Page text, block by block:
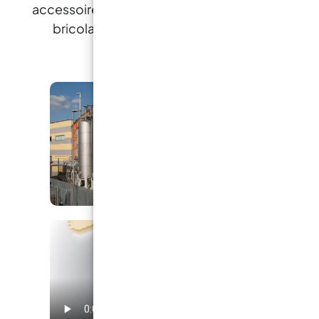
odeur ou un goût est perçu. En l’absence de signal
équipements isolants. C. Protection des mains :
recommandé : Gants de protection conformes aux
détérioration. D. Protection oculaire et faciale :
recommandé : Lunettes panoramiques contre
conformes aux normes EN 166:2002 et EN ISO
Nettoyer et désinfecter régulièrement les lunettes.
risque de projections de produit. E. Protection du
recommandé : Vêtements de travail : Conformes aux
6529:2013, EN ISO 13688:2013 et EN 464:1994.
antidérapantes : Conformes aux normes EN ISO
dès qu’ils montrent des signes de détérioration.
dilution. Installer des douches de sécurité et des
oculaire dans les zones de stockage, conformément
accessoires pour la créativité, l'industrie, le
bricolage, le revêtement de sol et le